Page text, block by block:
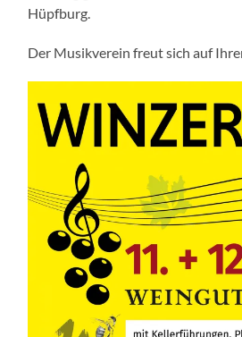
Hüpfburg.
Der Musikverein freut sich auf